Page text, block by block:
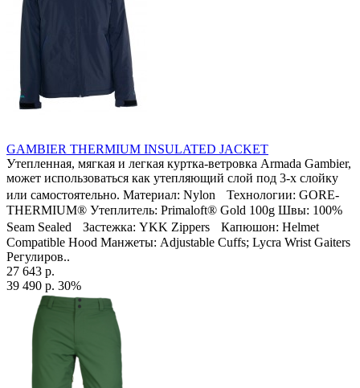
GAMBIER THERMIUM INSULATED JACKET
Утепленная, мягкая и легкая куртка-ветровка Armada Gambier,
может использоваться как утепляющий слой под 3-х слойку
или самостоятельно. Материал: Nylon Технологии: GORE-
THERMIUM® Утеплитель: Primaloft® Gold 100g Швы: 100%
Seam Sealed Застежка: YKK Zippers Капюшон: Helmet
Compatible Hood Манжеты: Adjustable Cuffs; Lycra Wrist Gaiters
Регулиров..
27 643 р.
39 490 р. 30%